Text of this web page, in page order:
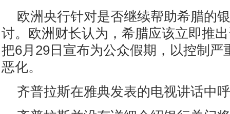
欧洲央行针对是否继续帮助希腊的
讨。欧洲财长认为，希腊应该立即推
把6月29日宣布为公众假期，以控制严
恶化。
齐普拉斯在雅典发表的电视讲话中